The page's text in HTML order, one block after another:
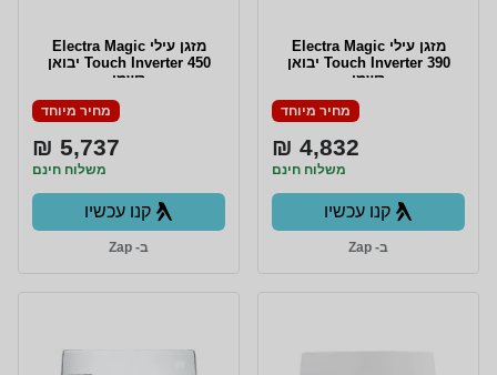
‏מזגן עילי Electra Magic
Touch Inverter 390 יבואן
רשמי
מחיר מיוחד
4,832 ₪
משלוח חינם
קנו עכשיו
ב- Zap
מזגן עילי Electra Magic
Touch Inverter 450 יבואן
רשמי
מחיר מיוחד
5,737 ₪
משלוח חינם
קנו עכשיו
ב- Zap